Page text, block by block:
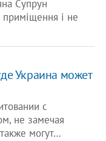
Супрун
приміщення і не
Украина может
с
не замечая
могут…